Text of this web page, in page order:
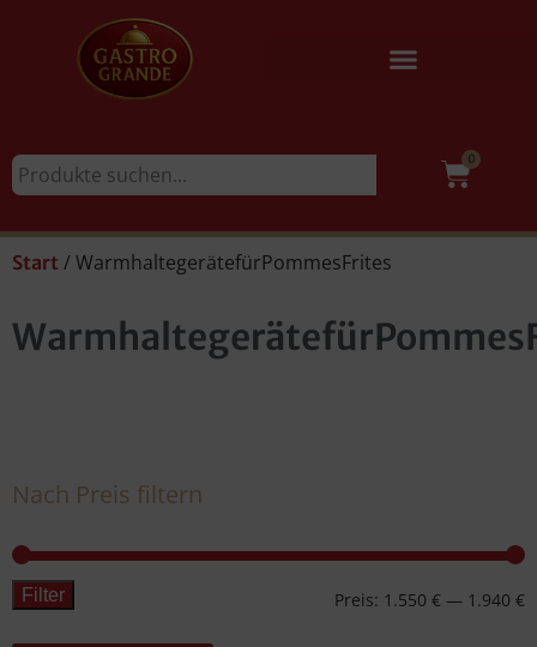
0
Start / WarmhaltegerätefürPommesFrites
Nach Preis filtern
Filter Preis: 1.550 € — 1.940 €